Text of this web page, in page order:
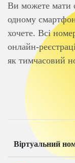
Ви можете мати
одному
хочете. Всі
онлайн-
як тимчасовий
Віртуальний